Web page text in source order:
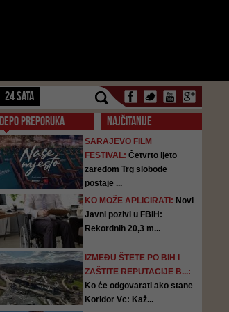
24 SATA
DEPO PREPORUKA NAJČITANIJE
SARAJEVO FILM
FESTIVAL: Četvrto ljeto
zaredom Trg slobode
postaje ...
KO MOŽE APLICIRATI: Novi
Javni pozivi u FBiH:
Rekordnih 20,3 m...
IZMEĐU ŠTETE PO BIH I
ZAŠTITE REPUTACIJE B...:
Ko će odgovarati ako stane
Koridor Vc: Kaž...